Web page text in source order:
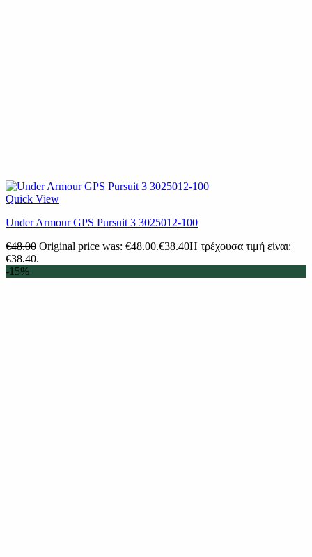
Quick View
Under Armour GPS Pursuit 3 3025012-100
€48.00 Original price was: €48.00.€38.40Η τρέχουσα τιμή είναι:
€38.40.
-15%